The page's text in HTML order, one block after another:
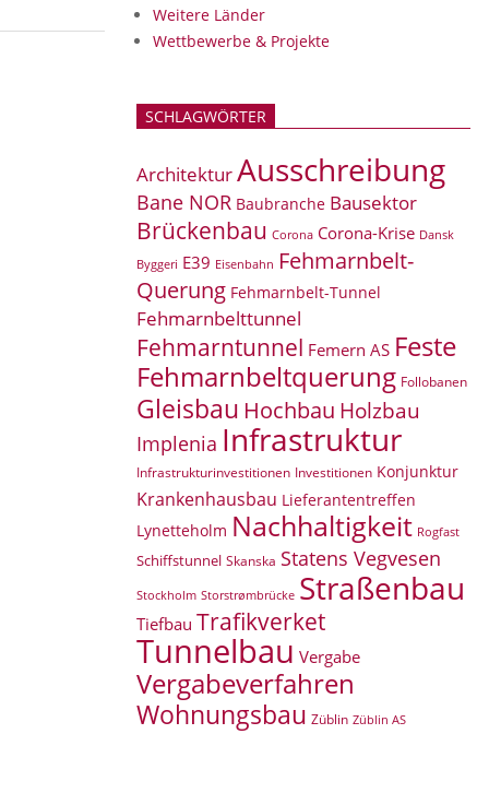
Weitere Länder
Wettbewerbe & Projekte
SCHLAGWÖRTER
ArchitekturAusschreibung
Bane NOR Baubranche Bausektor
Brückenbau Corona Corona-Krise Dansk
Byggeri E39 Eisenbahn Fehmarnbelt-
Querung Fehmarnbelt-Tunnel
Fehmarnbelttunnel
Fehmarntunnel Femern AS Feste
Fehmarnbeltquerung Follobanen
Gleisbau Hochbau Holzbau
Implenia Infrastruktur
Infrastrukturinvestitionen Investitionen Konjunktur
Krankenhausbau Lieferantentreffen
Lynetteholm Nachhaltigkeit Rogfast
Schiffstunnel Skanska Statens Vegvesen
Stockholm Storstrømbrücke Straßenbau
Tiefbau Trafikverket
Tunnelbau Vergabe
Vergabeverfahren
Wohnungsbau Züblin Züblin AS